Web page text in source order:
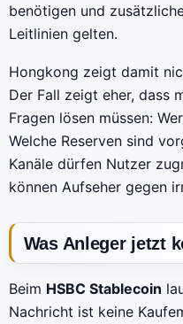
benötigen und
Leitlinien gelten.
Hongkong zeigt damit
Der Fall zeigt eher, dass
Fragen lösen müssen:
Welche Reserven sind
Kanäle dürfen Nutzer
können Aufseher gegen
Was Anleger jetzt
Beim HSBC Stablecoin
Nachricht ist keine